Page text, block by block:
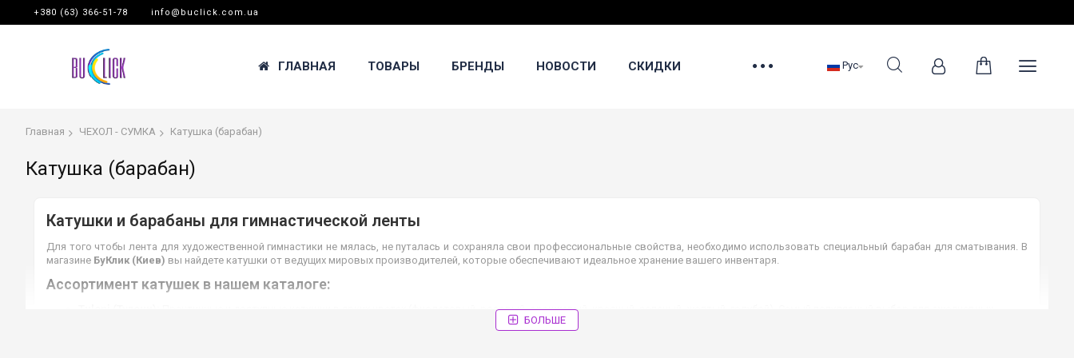
+380 (63) 366-51-78 info@buclick.com.ua
ГЛАВНАЯ ТОВАРЫ БРЕНДЫ НОВОСТИ СКИДКИ Рус
Главная ЧЕХОЛ - СУМКА Катушка (барабан)
Катушка (барабан)
Катушки и барабаны для гимнастической ленты
Для того чтобы лента для художественной гимнастики не мялась, не путалась и сохраняла свои профессиональные свойства, необходимо использовать специальный барабан для сматывания. В
магазине БуКлик (Киев) вы найдете катушки от ведущих мировых производителей, которые обеспечивают идеальное хранение вашего инвентаря.
Ассортимент катушек в нашем каталоге:
Практичные и доступные катушки в ярких цветах (фиолетовый, розовый, оранжевый, красный, зеленый, желтый, голубой). Самый популярный выбор для ежедневных
БОЛЬШЕ